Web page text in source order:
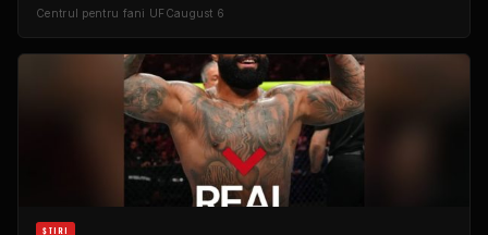
Centrul pentru fani UFCaugust 6
ŞTIRI